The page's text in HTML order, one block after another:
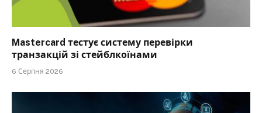
Mastercard тестує систему перевірки
транзакцій зі стейблкоїнами
6 Серпня 2026